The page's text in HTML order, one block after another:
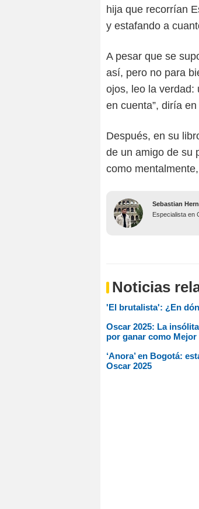
hija que recorrían
y estafando a
A pesar que se
así, pero no para
ojos, leo la verdad:
en cuenta”, diría
Después, en su
de un amigo de su
como
Sebastian
Especialista en
Noticias
'El brutalista': ¿En
Oscar 2025: La
por ganar como
‘Anora’ en Bogotá:
Oscar 2025